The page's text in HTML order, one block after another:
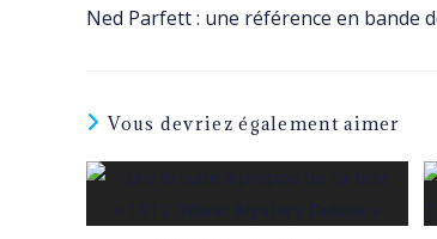
articles
Ned Parfett : une référence en bande
Vous devriez également aimer